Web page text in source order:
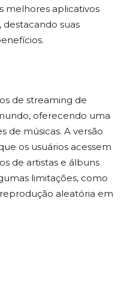
melhores aplicativos
destacando suas
de streaming de
oferecendo uma
de músicas. A versão
os usuários acessem
de artistas e álbuns
limitações, como
aleatória em